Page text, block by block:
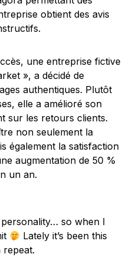
obtient des avis
une entreprise fictive
», a décidé de
authentiques. Plutôt
elle a amélioré son
sur les retours clients.
non seulement la
également la satisfaction
augmentation de 50 %
un an.
so when I
Lately it’s been this